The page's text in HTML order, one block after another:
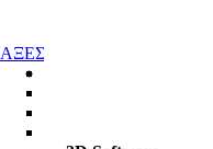
ΑΞΕΣΟΥΑΡ